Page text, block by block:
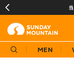
MEN